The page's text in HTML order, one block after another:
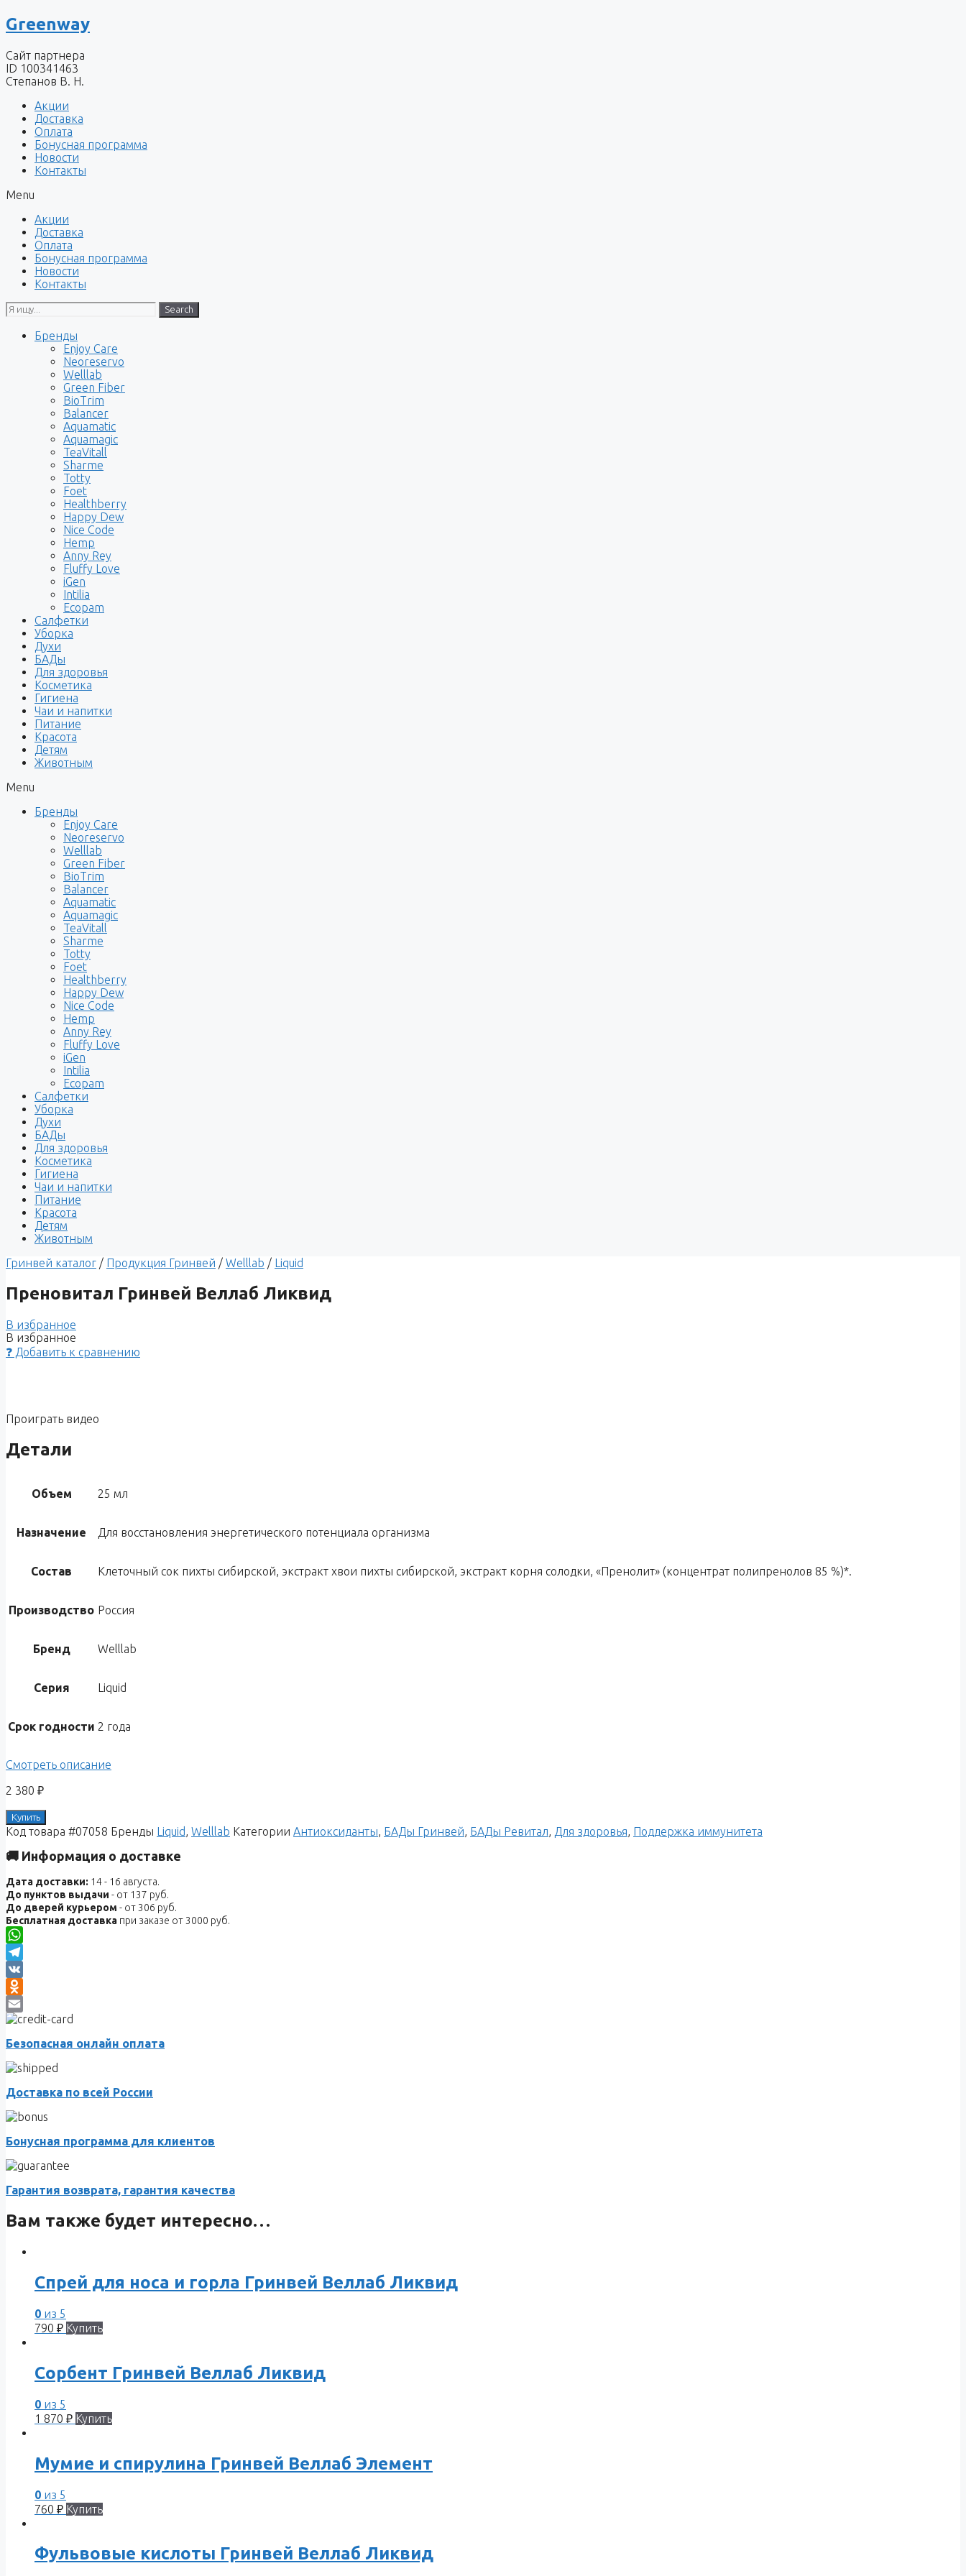
Перейти
к
Greenway
Сайт партнера
ID 100341463
Степанов В. Н.
Акции
Доставка
Оплата
Бонусная программа
Новости
Контакты
Menu
Акции
Доставка
Оплата
Бонусная программа
Новости
Контакты
Search
Бренды
Enjoy Care
Neoreservo
Welllab
Green Fiber
BioTrim
Balancer
Aquamatic
Aquamagic
TeaVitall
Sharme
Totty
Foet
Healthberry
Happy Dew
Nice Code
Hemp
Anny Rey
Fluffy Love
iGen
Intilia
Ecopam
Салфетки
Уборка
Духи
БАДы
Для здоровья
Косметика
Гигиена
Чаи и напитки
Питание
Красота
Детям
Животным
Menu
Бренды
Enjoy Care
Neoreservo
Welllab
Green Fiber
BioTrim
Balancer
Aquamatic
Aquamagic
TeaVitall
Sharme
Totty
Foet
Healthberry
Happy Dew
Nice Code
Hemp
Anny Rey
Fluffy Love
iGen
Intilia
Ecopam
Салфетки
Уборка
Духи
БАДы
Для здоровья
Косметика
Гигиена
Чаи и напитки
Питание
Красота
Детям
Животным
Гринвей каталог / Продукция Гринвей / Welllab / Liquid
Преновитал Гринвей Веллаб Ликвид
В избранное
В избранное
❓ Добавить к сравнению
Проиграть видео
Детали
Объем 25 мл
Назначение Для восстановления энергетического потенциала организма
Состав Клеточный сок пихты сибирской, экстракт хвои пихты сибирской, экстракт корня солодки, «Пренолит» (концентрат полипренолов 85 %)*.
Производство Россия
Бренд Welllab
Серия Liquid
Срок годности 2 года
Смотреть описание
2 380 ₽
Купить
Код товара #07058 Бренды Liquid, Welllab Категории Антиоксиданты, БАДы Гринвей, БАДы Ревитал, Для здоровья, Поддержка иммунитета
🚚 Информация о доставке
Дата доставки: 14 - 16 августа.
До пунктов выдачи - от 137 руб.
До дверей курьером - от 306 руб.
Бесплатная доставка при заказе от 3000 руб.
WhatsApp
Telegram
VK
Odnoklassniki
Email
Безопасная онлайн оплата
Доставка по всей России
Бонусная программа для клиентов
Гарантия возврата, гарантия качества
Вам также будет интересно…
Спрей для носа и горла Гринвей Веллаб Ликвид
0 из 5
790 ₽ Купить
Сорбент Гринвей Веллаб Ликвид
0 из 5
1 870 ₽ Купить
Мумие и спирулина Гринвей Веллаб Элемент
0 из 5
760 ₽ Купить
Фульвовые кислоты Гринвей Веллаб Ликвид